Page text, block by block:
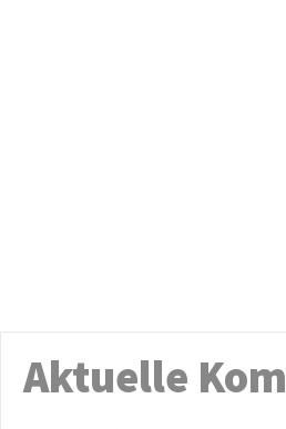
Aktuelle